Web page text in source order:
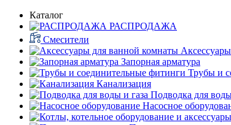
Каталог
РАСПРОДАЖА
Смесители
Запорная арматура
Трубы и
Канализация
Подводка для
Насосное